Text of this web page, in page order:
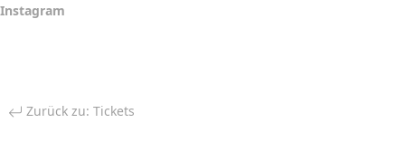
Instagram
Zurück zu: Tickets